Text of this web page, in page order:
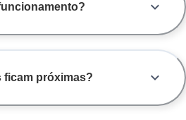
ficam próximas?